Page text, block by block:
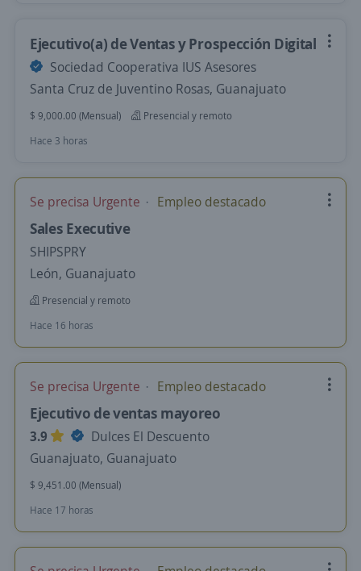
Ejecutivo(a) de Ventas y Prospección Digital
Sociedad Cooperativa IUS Asesores
Santa Cruz de Juventino Rosas, Guanajuato
$ 9,000.00 (Mensual)
Presencial y remoto
Hace 3 horas
Se precisa Urgente Empleo destacado
Sales Executive
SHIPSPRY
León, Guanajuato
Presencial y remoto
Hace 16 horas
Se precisa Urgente Empleo destacado
Ejecutivo de ventas mayoreo
3.9
Dulces El Descuento
Guanajuato, Guanajuato
$ 9,451.00 (Mensual)
Hace 17 horas